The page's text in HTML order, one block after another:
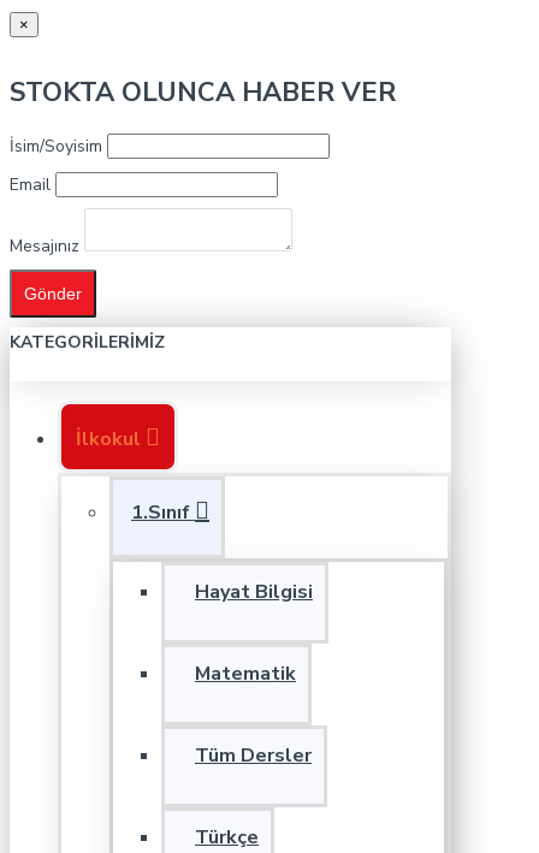
×
STOKTA OLUNCA HABER VER
İsim/Soyisim
Email
Mesajınız
Gönder
KATEGORILERIMIZ
İlkokul
1.Sınıf
Hayat Bilgisi
Matematik
Tüm Dersler
Türkçe